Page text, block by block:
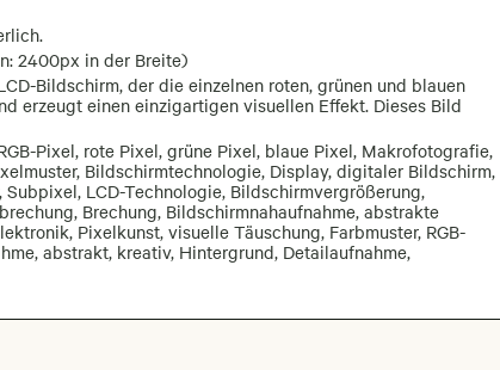
2400px in der Breite)
Bildschirm, der die einzelnen roten, grünen und blauen
erzeugt einen einzigartigen visuellen Effekt. Dieses Bild
Pixel, rote Pixel, grüne Pixel, blaue Pixel, Makrofotografie,
Bildschirmtechnologie, Display, digitaler Bildschirm,
LCD-Technologie, Bildschirmvergrößerung,
Brechung, Bildschirmnahaufnahme, abstrakte
Pixelkunst, visuelle Täuschung, Farbmuster, RGB-
abstrakt, kreativ, Hintergrund, Detailaufnahme,